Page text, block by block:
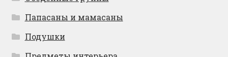
Папасаны и мамасаны
Подушки